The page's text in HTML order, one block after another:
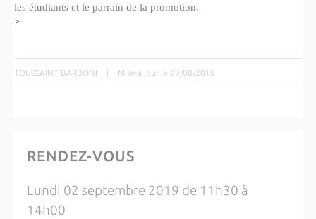
les étudiants et le parrain de la promotion.
>
TOUSSAINT BARBONI Mise à jour le 29/08/2019
RENDEZ-VOUS
Lundi 02 septembre 2019 de 11h30 à
14h00